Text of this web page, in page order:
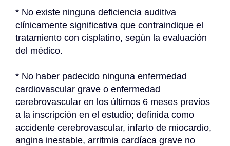
* No existe ninguna deficiencia auditiva
clínicamente significativa que contraindique el
tratamiento con cisplatino, según la evaluación
del médico.
* No haber padecido ninguna enfermedad
cardiovascular grave o enfermedad
cerebrovascular en los últimos 6 meses previos
a la inscripción en el estudio; definida como
accidente cerebrovascular, infarto de miocardio,
angina inestable, arritmia cardíaca grave no